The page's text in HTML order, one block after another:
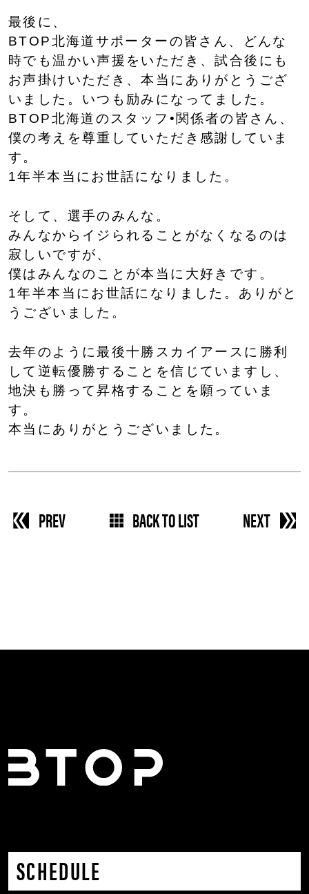
最後に、
BTOP北海道サポーターの皆さん、どんな
時でも温かい声援をいただき、試合後にも
お声掛けいただき、本当にありがとうござ
いました。いつも励みになってました。
BTOP北海道のスタッフ•関係者の皆さん、
僕の考えを尊重していただき感謝していま
す。
1年半本当にお世話になりました。
そして、選手のみんな。
みんなからイジられることがなくなるのは
寂しいですが、
僕はみんなのことが本当に大好きです。
1年半本当にお世話になりました。ありがと
うございました。
去年のように最後十勝スカイアースに勝利
して逆転優勝することを信じていますし、
地決も勝って昇格することを願っていま
す。
本当にありがとうございました。
PREV BACK TO LIST NEXT
SCHEDULE